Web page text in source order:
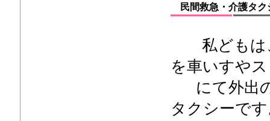
民間救急・介護タ
私どもは、
を車いすや
にて外出の
タクシーで